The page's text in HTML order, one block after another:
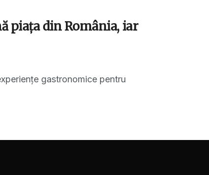
piața din România, iar
gastronomice pentru